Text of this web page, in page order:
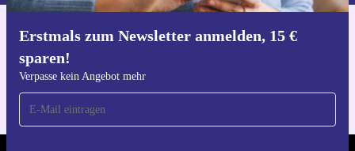
Erstmals zum Newsletter anmelden, 15 €
sparen!
Verpasse kein Angebot mehr
Hol dir die refurbed-App